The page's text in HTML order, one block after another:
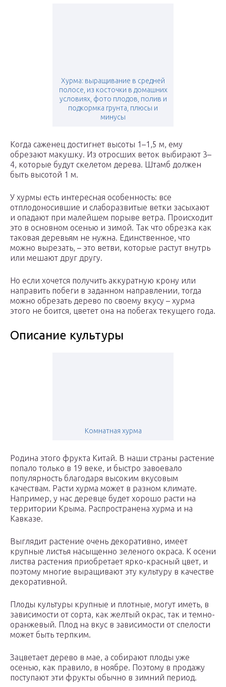
Хурма: выращивание в средней
полосе, из косточки в домашних
условиях, фото плодов, полив и
подкормка грунта, плюсы и
минусы
Когда саженец достигнет высоты 1–1,5 м, ему
обрезают макушку. Из отросших веток выбирают 3–
4, которые будут скелетом дерева. Штамб должен
быть высотой 1 м.
У хурмы есть интересная особенность: все
отплодоносившие и слаборазвитые ветки засыхают
и опадают при малейшем порыве ветра. Происходит
это в основном осенью и зимой. Так что обрезка как
таковая деревьям не нужна. Единственное, что
можно вырезать, – это ветви, которые растут внутрь
или мешают друг другу.
Но если хочется получить аккуратную крону или
направить побеги в заданном направлении, тогда
можно обрезать дерево по своему вкусу – хурма
этого не боится, цветет она на побегах текущего года.
Описание культуры
Комнатная хурма
Родина этого фрукта Китай. В наши страны растение
попало только в 19 веке, и быстро завоевало
популярность благодаря высоким вкусовым
качествам. Расти хурма может в разном климате.
Например, у нас деревце будет хорошо расти на
территории Крыма. Распространена хурма и на
Кавказе.
Выглядит растение очень декоративно, имеет
крупные листья насыщенно зеленого окраса. К осени
листва растения приобретает ярко-красный цвет, и
поэтому многие выращивают эту культуру в качестве
декоративной.
Плоды культуры крупные и плотные, могут иметь, в
зависимости от сорта, как желтый окрас, так и темно-
оранжевый. Плод на вкус в зависимости от спелости
может быть терпким.
Зацветает дерево в мае, а собирают плоды уже
осенью, как правило, в ноябре. Поэтому в продажу
поступают эти фрукты обычно в зимний период.